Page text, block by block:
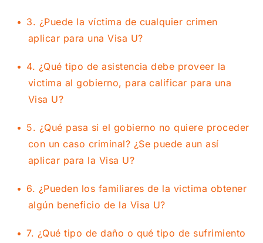
para procesar una Visa U?
3. ¿Puede la víctima de cualquier crimen
aplicar para una Visa U?
4. ¿Qué tipo de asistencia debe proveer la
victima al gobierno, para calificar para una
Visa U?
5. ¿Qué pasa si el gobierno no quiere proceder
con un caso criminal? ¿Se puede aun así
aplicar para la Visa U?
6. ¿Pueden los familiares de la victima obtener
algún beneficio de la Visa U?
7. ¿Qué tipo de daño o qué tipo de sufrimiento